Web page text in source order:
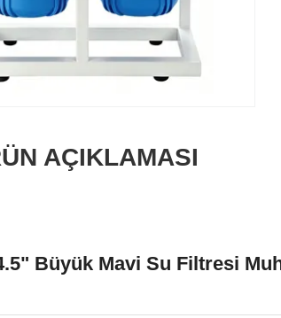
AÇIKLAMASI
Büyük Mavi Su Filtresi